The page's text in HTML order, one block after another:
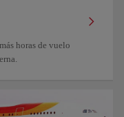
horas de vuelo